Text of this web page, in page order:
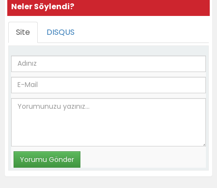
Neler Söylendi?
Site DISQUS